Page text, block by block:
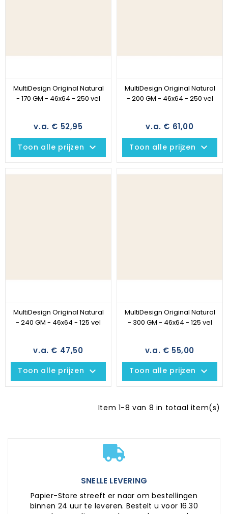
MultiDesign Original Natural
- 170 GM - 46x64 - 250 vel
v.a. € 52,95
Toon alle prijzen keyboard_arrow_down
MultiDesign Original Natural
- 200 GM - 46x64 - 250 vel
v.a. € 61,00
Toon alle prijzen keyboard_arrow_down
MultiDesign Original Natural
- 240 GM - 46x64 - 125 vel
v.a. € 47,50
Toon alle prijzen keyboard_arrow_down
MultiDesign Original Natural
- 300 GM - 46x64 - 125 vel
v.a. € 55,00
Toon alle prijzen keyboard_arrow_down
Item 1-8 van 8 in totaal item(s)
SNELLE LEVERING
Papier-Store streeft er naar om bestellingen
binnen 24 uur te leveren. Bestelt u voor 16.30